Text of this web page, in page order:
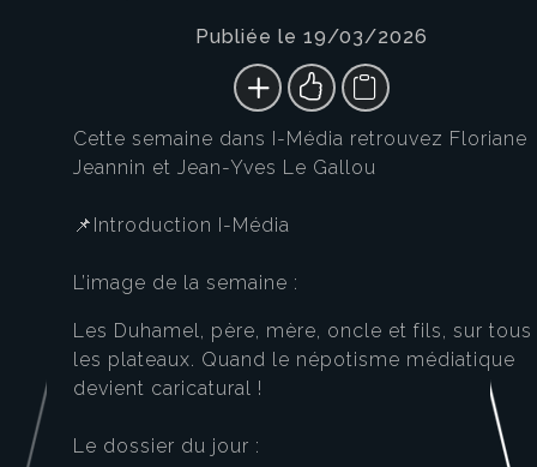
Publiée le 19/03/2026
Cette semaine dans I-Média retrouvez Floriane
Jeannin et Jean-Yves Le Gallou
📌Introduction I-Média
L’image de la semaine :
Les Duhamel, père, mère, oncle et fils, sur tous
les plateaux. Quand le népotisme médiatique
devient caricatural !
Le dossier du jour :